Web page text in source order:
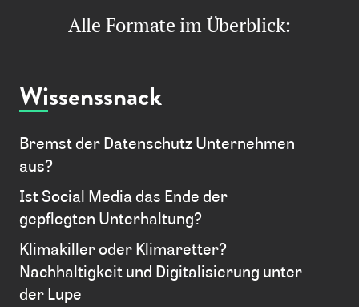
Alle Formate im Überblick:
Wissenssnack
Bremst der Datenschutz Unternehmen
aus?
Ist Social Media das Ende der
gepflegten Unterhaltung?
Klimakiller oder Klimaretter?
Nachhaltigkeit und Digitalisierung unter
der Lupe